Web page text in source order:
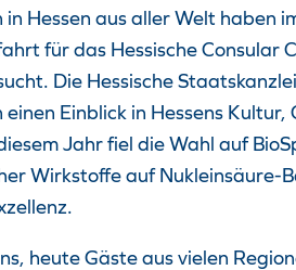
Hessen aus aller Welt haben
für das Hessische Consular
Die Hessische Staatskanzlei
Einblick in Hessens
Jahr fiel die Wahl auf
Wirkstoffe auf Nukleinsäure-
heute Gäste aus vielen